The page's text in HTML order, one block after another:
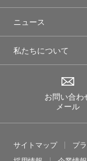
ニュース
私たちについて
お問い合わ
メール
サイトマップ プ